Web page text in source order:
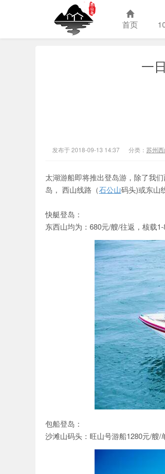
家乐
首页
一
发布于 2018-09-13 14:37 分类： 苏州西
太湖游船即将推出登岛游，除了我
岛， 西山线路（石公山码头)或东山
快艇登岛：
东西山均为：680元/艘/往返，核载1-8
包船登岛：
沙滩山码头：旺山号游船1280元/艘/